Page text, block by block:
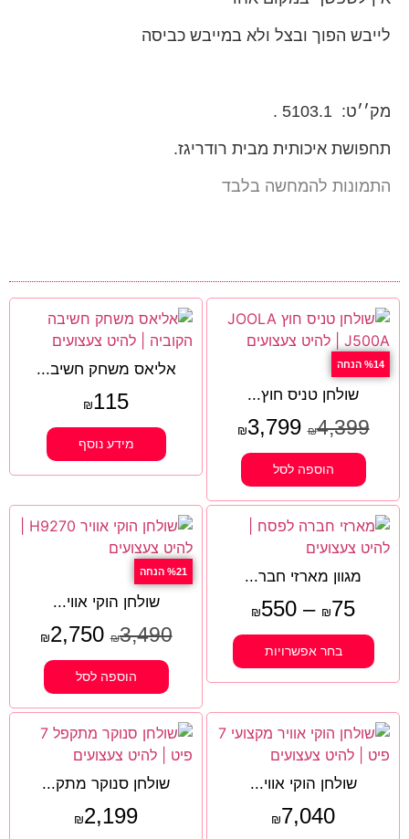
לייבש הפוך ובצל ולא במייבש כביסה
מק׳׳ט: 5103.1 .
תחפושת איכותית מבית רודריגז.
התמונות להמחשה בלבד
%14 הנחה
שולחן טניס חוץ...
₪4,399
₪3,799
הוספה לסל
אליאס משחק חשיב...
₪115
מידע נוסף
מגוון מארזי חבר...
₪75
–
₪550
בחר אפשרויות
%21 הנחה
שולחן הוקי אווי...
₪3,490
₪2,750
הוספה לסל
שולחן הוקי אווי...
₪7,040
שולחן סנוקר מתק...
₪2,199